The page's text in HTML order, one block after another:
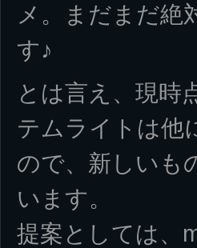
メ。まだまだ絶
す♪
とは言え、現時
テムライトは他
ので、新しいも
います。
提案としては、